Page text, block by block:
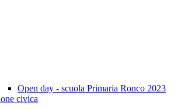
Open day - scuola Primaria Ronco 2023
civica